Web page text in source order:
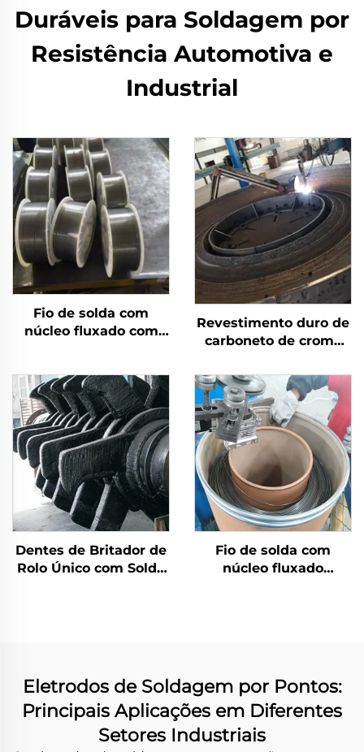
Duráveis para Soldagem por
Resistência Automotiva e
Industrial
Fio de solda com
núcleo fluxado com
Revestimento duro de
carboneto de cromo
desgaste na mesa de
moagem
Dentes de Britador de
Rolo Único com Solda
Fio de solda com
núcleo fluxado
Eletrodos de Soldagem por Pontos:
Principais Aplicações em Diferentes
Setores Industriais